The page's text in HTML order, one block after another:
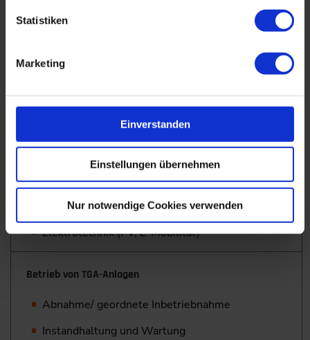
Statistiken
Marketing
Einverstanden
Einstellungen übernehmen
Nur notwendige Cookies verwenden
Klima- und Lüftungstechnik (RLT-Anlagen)
Systeme der Klimatechnik
Filter, RLT-Leckagen
Weitere Gewerke
Sanitärtechnik (Trinkwassererwärmung)
Kältetechnik (u. a. adiabate Kühlung)
Elektrotechnik (PV, E-Mobilität)
Betrieb von TGA-Anlagen
Abnahme/ geordnete Inbetriebnahme
Instandhaltung und Wartung